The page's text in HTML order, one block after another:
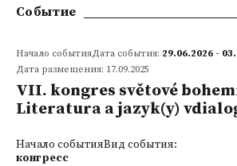
Событие
Начало событияДата события: 29.06.2026 -
Дата размещения: 17.09.2025
VII. kongres světové
Literatura a jazyk(y)
Начало событияВид события:
конгресс